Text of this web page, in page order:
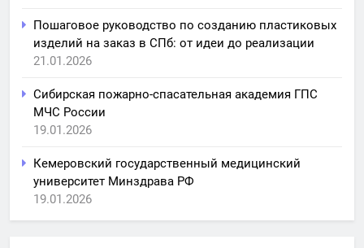
Пошаговое руководство по созданию пластиковых
изделий на заказ в СПб: от идеи до реализации
21.01.2026
Сибирская пожарно-спасательная академия ГПС
МЧС России
19.01.2026
Кемеровский государственный медицинский
университет Минздрава РФ
19.01.2026